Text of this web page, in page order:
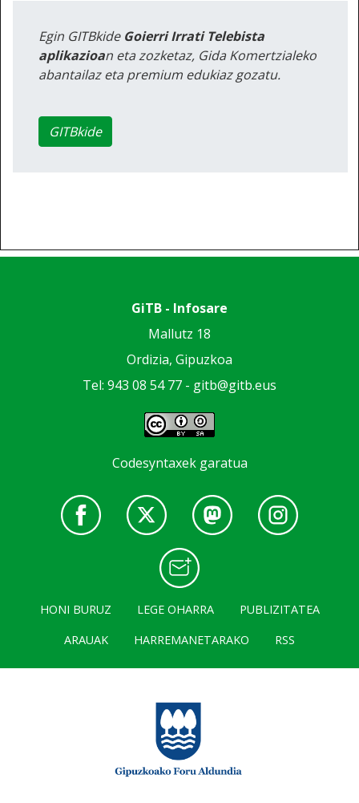
Egin GITBkide Goierri Irrati Telebista
aplikazioan eta zozketaz, Gida Komertzialeko
abantailaz eta premium edukiaz gozatu.
GITBkide
GiTB - Infosare
Mallutz 18
Ordizia, Gipuzkoa
Tel: 943 08 54 77 - gitb@gitb.eus
Codesyntaxek garatua
HONI BURUZ LEGE OHARRA
PUBLIZITATEA
ARAUAK
HARREMANETARAKO RSS